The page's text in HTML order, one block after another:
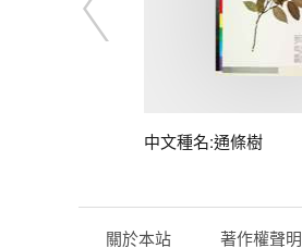
中文種名:通條樹
關於本站 著作權聲明